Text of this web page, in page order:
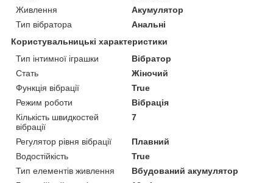
Живлення
Акумулятор
Тип вібратора
Анальні
Користувальницькі характеристики
Тип інтимної іграшки
Вібратор
Стать
Жіночий
Функція вібрації
True
Режим роботи
Вібрація
Кількість швидкостей
вібрації
7
Регулятор рівня вібрації
Плавний
Водостійкість
True
Тип елементів живлення
Вбудований акумулятор